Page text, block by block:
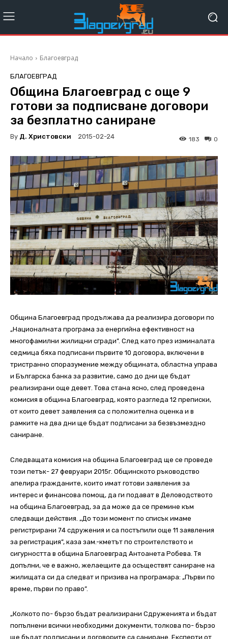
Начало Благоевград
БЛАГОЕВГРАД
Община Благоевград с още 9
готови за подписване договори
за безплатно саниране
By Д. Христовски 2015-02-24 0
183
Община Благоевград продължава да реализира договори по
„Националната програма за енергийна ефективност на
многофамилни жилищни сгради”. След като през изминалата
седмица бяха подписани първите 10 договора, включени в
тристранно споразумение между общината, областна управа
и Българска банка за развитие, само до дни ще бъдат
реализирани още девет. Това стана ясно, след проведена
комисия в община Благоевград, която разгледа 12 преписки,
от които девет заявления са с положителна оценка и в
рамките на два дни ще бъдат подписани за безвъзмездно
саниране.
Следващата комисия на община Благоевград ще се проведе
този петък- 27 февруари 2015г. Общинското ръководство
апелира гражданите, които имат готови заявления за
интерес и финансова помощ, да ги подават в Деловодството
на община Благоевград, за да може да се премине към
следващи действия. „До този момент по списък имаме
регистрирани 74 сдружения и са постъпили още 11 заявления
за регистрация”, каза зам.-кметът по строителството и
сигурността в община Благоевград Антоанета Робева. Тя
допълни, че е важно, желаещите да осъществят саниране на
жилищата си да следват и призива на програмара: „Първи по
време, първи по право”.
„Колкото по- бързо бъдат реализирани Сдруженията и бъдат
попълнени всички необходими документи, толкова по- бързо
ще бъдат подписани и договорите са саниране. Експерти от